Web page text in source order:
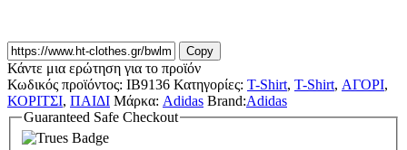
Copy
Κάντε μια ερώτηση για το προϊόν
Κωδικός προϊόντος: IB9136 Κατηγορίες: T-Shirt, T-Shirt, ΑΓΟΡΙ,
ΚΟΡΙΤΣΙ, ΠΑΙΔΙ Μάρκα: Adidas Brand:Adidas
Guaranteed Safe Checkout